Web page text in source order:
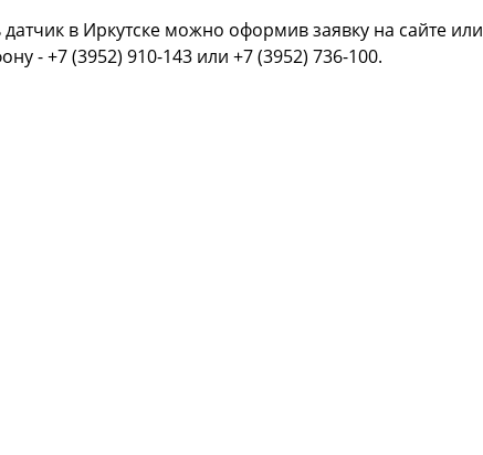
датчик в Иркутске можно оформив заявку на сайте или
- +7 (3952) 910-143 или +7 (3952) 736-100.